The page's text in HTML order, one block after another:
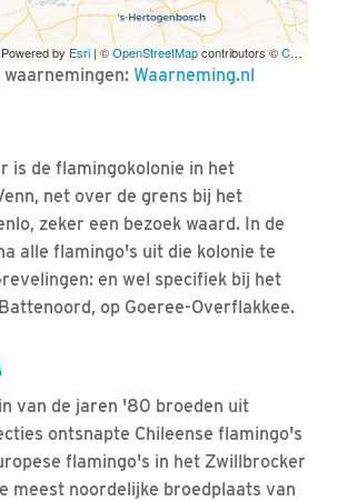
byEsri | ©OpenStreetMapcontributors ©CARTO
Waarneming.nl
is de flamingokolonie in het
net over de grens bij het
zeker een bezoek waard. In de
alle flamingo's uit die kolonie te
en wel specifiek bij het
op Goeree-Overflakkee.
van de jaren '80 broeden uit
ontsnapte Chileense flamingo's
flamingo's in het Zwillbrocker
meest noordelijke broedplaats van